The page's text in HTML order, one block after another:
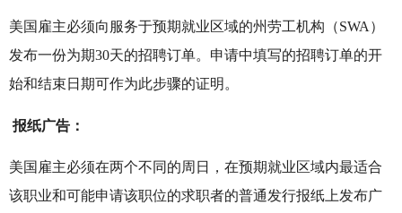
美国雇主必须向服务于预期就业区域的州劳工机构（SWA）
发布一份为期30天的招聘订单。申请中填写的招聘订单的开
始和结束日期可作为此步骤的证明。
报纸广告：
美国雇主必须在两个不同的周日，在预期就业区域内最适合
该职业和可能申请该职位的求职者的普通发行报纸上发布广